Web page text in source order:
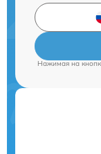
Нажимая на